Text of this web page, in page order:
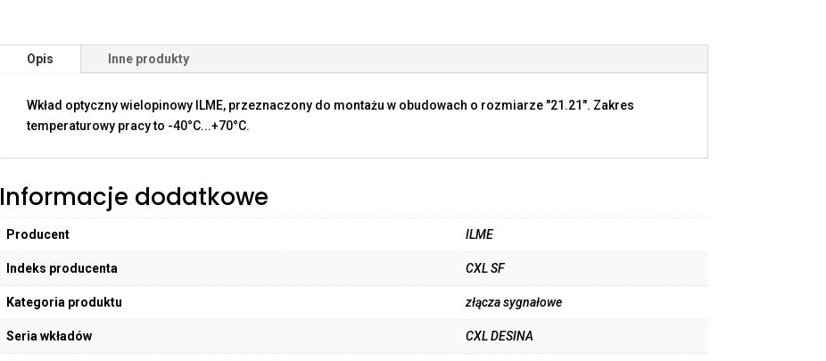
Opis Inne produkty
Wkład optyczny wielopinowy ILME, przeznaczony do montażu w obudowach o rozmiarze "21.21". Zakres
temperaturowy pracy to -40°C...+70°C.
Informacje dodatkowe
Producent ILME
Indeks producenta CXL SF
Kategoria produktu złącza sygnałowe
Seria wkładów CXL DESINA